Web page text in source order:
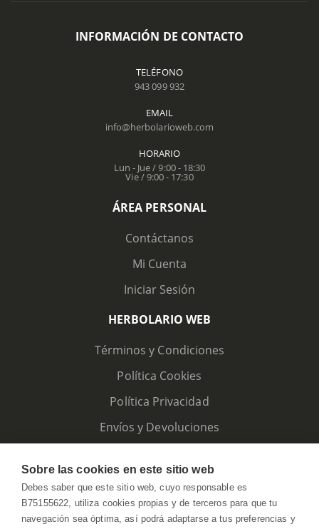
INFORMACIÓN DE CONTACTO
TELÉFONO
943 099 932
EMAIL
info@herbolarioweb.com
HORARIO
Lun - Jue / 9:00 - 18:30
Vie / 9:00 - 17:30
ÁREA PERSONAL
Contáctanos
Mi Cuenta
Iniciar Sesión
HERBOLARIO WEB
Términos y Condiciones
Política Cookies
Política Privacidad
Envíos y Devoluciones
Sobre las cookies en este sitio web
Debes saber que este sitio web, cuyo responsable es
B75155622, utiliza cookies propias y de terceros para que tu
navegación sea óptima, así podrá adaptarse a tus preferencias y